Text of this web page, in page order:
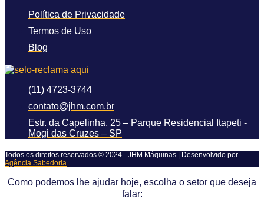
Política de Privacidade
Termos de Uso
Blog
(11) 4723-3744
contato@jhm.com.br
Estr. da Capelinha, 25 – Parque Residencial Itapeti -
Mogi das Cruzes – SP
Todos os direitos reservados © 2024 - JHM Máquinas | Desenvolvido por
Agência Sabedoria
Como podemos lhe ajudar hoje, escolha o setor que deseja
falar: